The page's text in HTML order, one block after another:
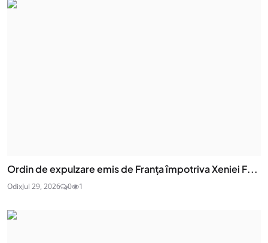
Ordin de expulzare emis de Franța împotriva Xeniei F...
OdixJul 29, 2026 0 1